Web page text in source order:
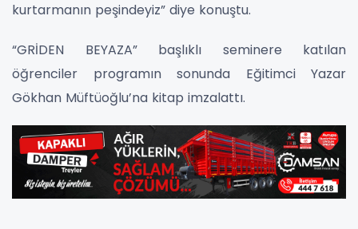
kurtarmanın peşindeyiz” diye konuştu.
“GRİDEN BEYAZA” başlıklı seminere katılan
öğrenciler programın sonunda Eğitimci Yazar
Gökhan Müftüoğlu’na kitap imzalattı.